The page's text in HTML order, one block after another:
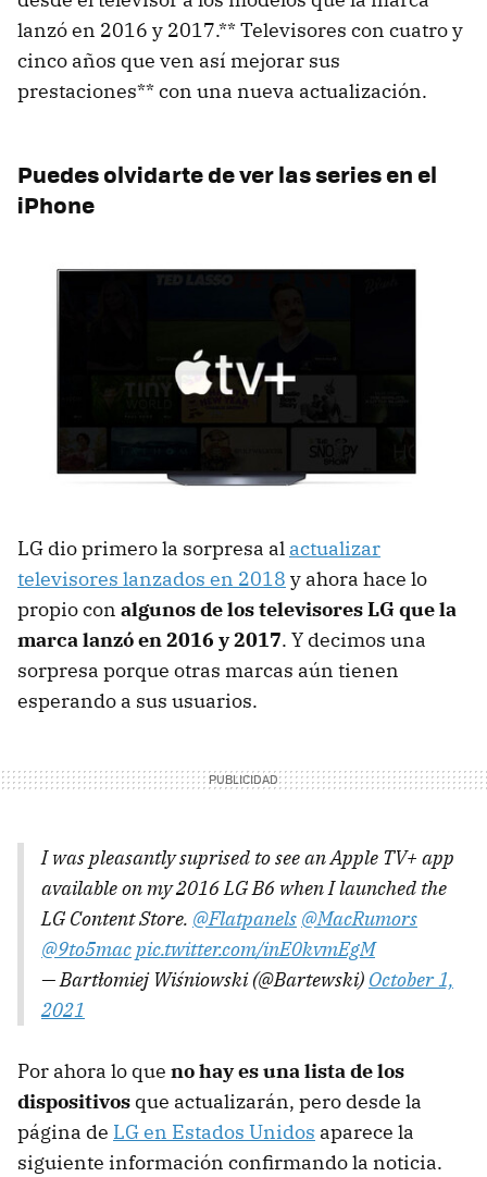
lanzó en 2016 y 2017.** Televisores con cuatro y
cinco años que ven así mejorar sus
prestaciones** con una nueva actualización.
Puedes olvidarte de ver las series en el
iPhone
LG dio primero la sorpresa al actualizar
televisores lanzados en 2018 y ahora hace lo
propio con algunos de los televisores LG que la
marca lanzó en 2016 y 2017. Y decimos una
sorpresa porque otras marcas aún tienen
esperando a sus usuarios.
I was pleasantly suprised to see an Apple TV+ app
available on my 2016 LG B6 when I launched the
LG Content Store. @Flatpanels @MacRumors
@9to5macpic.twitter.com/inE0kvmEgM
— Bartłomiej Wiśniowski (@Bartewski) October 1,
2021
Por ahora lo que no hay es una lista de los
dispositivos que actualizarán, pero desde la
página de LG en Estados Unidos aparece la
siguiente información confirmando la noticia.